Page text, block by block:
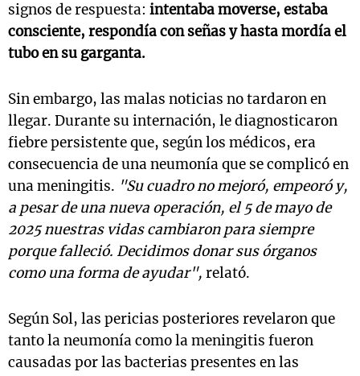
signos de respuesta: intentaba moverse, estaba
consciente, respondía con señas y hasta mordía el
tubo en su garganta.
Sin embargo, las malas noticias no tardaron en
llegar. Durante su internación, le diagnosticaron
fiebre persistente que, según los médicos, era
consecuencia de una neumonía que se complicó en
una meningitis. "Su cuadro no mejoró, empeoró y,
a pesar de una nueva operación, el 5 de mayo de
2025 nuestras vidas cambiaron para siempre
porque falleció. Decidimos donar sus órganos
como una forma de ayudar", relató.
Según Sol, las pericias posteriores revelaron que
tanto la neumonía como la meningitis fueron
causadas por las bacterias presentes en las